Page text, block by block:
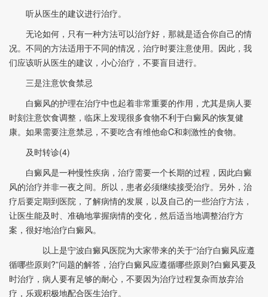
听从医生的建议进行治疗。
无论如何，只有一种方法可以治疗好，那就是适合你自己的情
况。不同的方法适用于不同的情况，治疗时要注意使用。因此，我
们应该听从医生的建议，小心治疗，不要盲目进行。
三是注意饮食禁忌
白癜风的护理在治疗中也起着非常重要的作用，尤其是病人要
时刻注意饮食调整，临床上发现很多食物不利于白癜风的恢复健
康。如果需要注意禁忌，不要吃含有维他命C和刺激性的食物。
及时转诊(4)
白癜风是一种慢性疾病，治疗需要一个长期的过程，因此白癜
风的治疗并非一夜之间。所以，患者必须继续接受治疗。另外，治
疗后要定期到医院，了解病情的发展，以及自己的一些治疗方法，
让医生能及时、准确地掌握病情的变化，然后适当地调整治疗方
案，很好地治疗白癜风。
以上是宁波白癜风医院为大家带来的关于“治疗白癜风应遵
循哪些原则?”问题的解答，治疗白癜风应遵循哪些原则?白癜风要及
时治疗，病人要有足够的耐心，不要因为治疗过程复杂而放弃治
疗，乐观积极地配合医生治疗。